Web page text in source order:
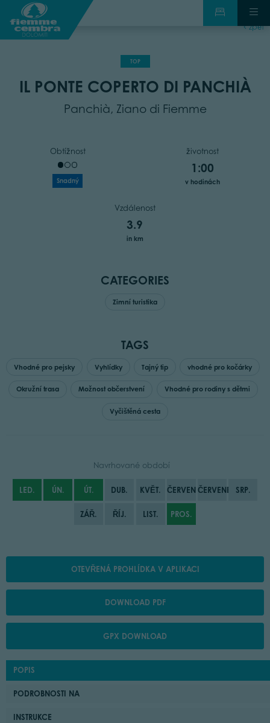
zpět
TOP
IL PONTE COPERTO DI PANCHIÀ
Panchià, Ziano di Fiemme
Obtížnost
Snadný
životnost
1:00
v hodinách
Vzdálenost
3.9
in km
CATEGORIES
Zimní turistika
TAGS
Vhodné pro pejsky Vyhlídky Tajný tip vhodné pro kočárky
Okružní trasa Možnost občerstvení Vhodné pro rodiny s dětmi
Vyčištěná cesta
Navrhované období
LED. ÚN. ÚT. DUB. KVĚT. ČERVEN ČERVENECSRP.
ZÁŘ. ŘÍJ. LIST. PROS.
OTEVŘENÁ PROHLÍDKA V APLIKACI
DOWNLOAD PDF
GPX DOWNLOAD
POPIS
PODROBNOSTI NA
INSTRUKCE